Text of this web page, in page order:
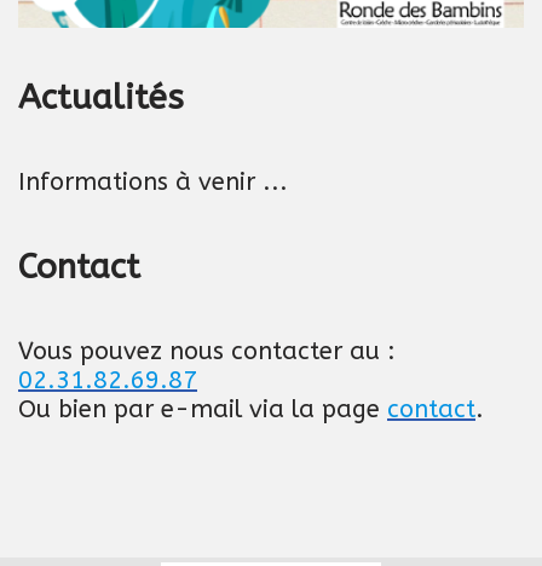
Actualités
Informations à venir ...
Contact
Vous pouvez nous contacter au :
02.31.82.69.87
Ou bien par e-mail via la page contact.